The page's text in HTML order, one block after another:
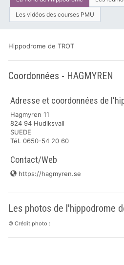
Les vidéos des courses PMU
Hippodrome de TROT
Coordonnées - HAGMYREN
Adresse et coordonnées de
Hagmyren 11
824 94 Hudiksvall
SUEDE
Tél. 0650-54 20 60
Contact/Web
https://hagmyren.se
Les photos de l'hippodrome
© Crédit photo :